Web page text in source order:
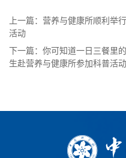
上一篇：营养与健康所顺利举
活动
下一篇：你可知道一日三餐里
生赴营养与健康所参加科普活动